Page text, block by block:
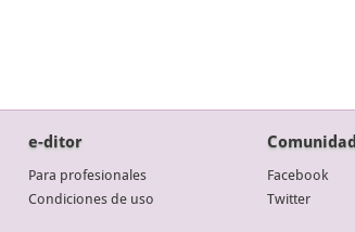
e-ditor
Para profesionales
Condiciones de uso
Comunidad
Facebook
Twitter